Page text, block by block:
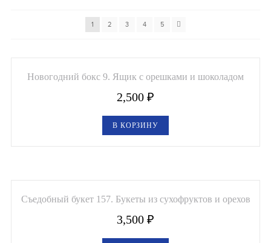
Съедобные Корзины
Букеты из раков и рыбы
1 2 3 4 5
Новогодний бокс 9. Ящик с орешками и шоколадом
2,500 ₽
В КОРЗИНУ
Съедобный букет 157. Букеты из сухофруктов и орехов
3,500 ₽